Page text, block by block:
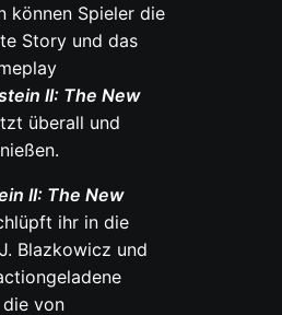
können Spieler die
Story und das
II: The New
überall und
II: The New
ihr in die
Blazkowicz und
die von